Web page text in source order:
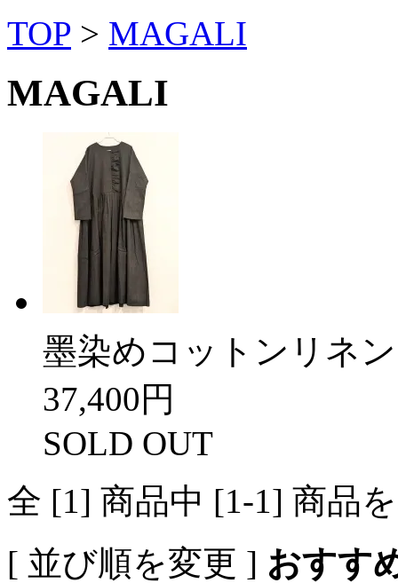
TOP > MAGALI
MAGALI
墨染めコットンリネ
37,400円
SOLD OUT
全 [1] 商品中 [1-1] 商品
[ 並び順を変更 ] おすす